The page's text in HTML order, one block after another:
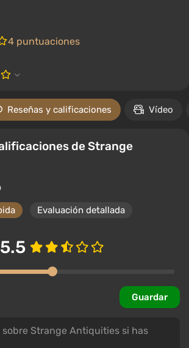
4 puntuaciones
Reseñas y calificaciones Vídeo
de Strange
Evaluación detallada
5.5
Guardar